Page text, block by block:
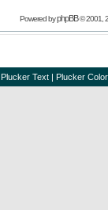
Powered byphpBB© 2001,
Plucker Text | Plucker Color